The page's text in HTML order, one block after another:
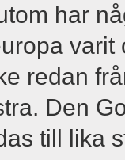
har
varit
redan
Den
till lika